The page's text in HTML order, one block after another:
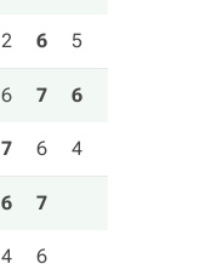
2 6 5
6 7 6
7 6 4
6 7
4 6